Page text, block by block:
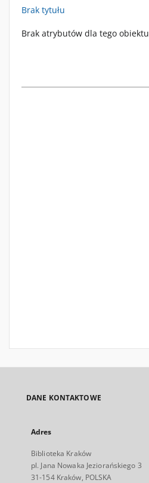
Brak tytułu
Brak atrybutów dla tego obiektu
DANE KONTAKTOWE
Adres
Biblioteka Kraków
pl. Jana Nowaka Jeziorańskiego 3
31-154 Kraków, POLSKA